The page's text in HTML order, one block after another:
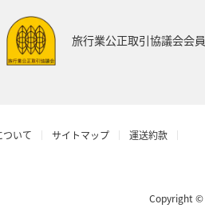
旅行業公正取引協議会会員
ついて サイトマップ
運送約款
Copyright ©